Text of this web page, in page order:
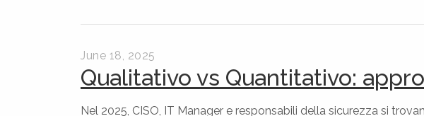
June 18, 2025
Qualitativo vs Quantitativo:
Nel 2025, CISO, IT Manager e responsabili della sicurezza si